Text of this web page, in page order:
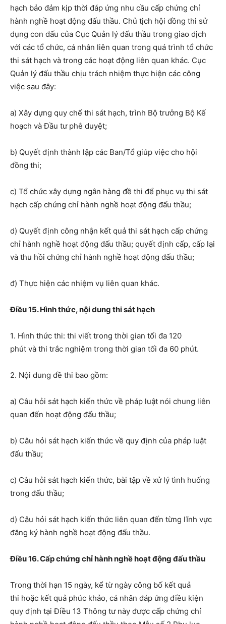
hạch bảo đảm kịp thời đáp ứng nhu cầu cấp chứng chỉ
hành nghề hoạt động đấu thầu. Chủ tịch hội đồng thi sử
dụng con dấu của Cục Quản lý đấu thầu trong giao dịch
với các tổ chức, cá nhân liên quan trong quá trình tổ chức
thi sát hạch và trong các hoạt động liên quan khác. Cục
Quản lý đấu thầu chịu trách nhiệm thực hiện các công
việc sau đây:
a) Xây dựng quy chế thi sát hạch, trình Bộ trưởng Bộ Kế
hoạch và Đầu tư phê duyệt;
b) Quyết định thành lập các Ban/Tổ giúp việc cho hội
đồng thi;
c) Tổ chức xây dựng ngân hàng đề thi để phục vụ thi sát
hạch cấp chứng chỉ hành nghề hoạt động đấu thầu;
d) Quyết định công nhận kết quả thi sát hạch cấp chứng
chỉ hành nghề hoạt động đấu thầu; quyết định cấp, cấp lại
và thu hồi chứng chỉ hành nghề hoạt động đấu thầu;
đ) Thực hiện các nhiệm vụ liên quan khác.
Điều 15. Hình thức, nội dung thi sát hạch
1. Hình thức thi: thi viết trong thời gian tối đa 120
phút và thi trắc nghiệm trong thời gian tối đa 60 phút.
2. Nội dung đề thi bao gồm:
a) Câu hỏi sát hạch kiến thức về pháp luật nói chung liên
quan đến hoạt động đấu thầu;
b) Câu hỏi sát hạch kiến thức về quy định của pháp luật
đấu thầu;
c) Câu hỏi sát hạch kiến thức, bài tập về xử lý tình huống
trong đấu thầu;
d) Câu hỏi sát hạch kiến thức liên quan đến từng lĩnh vực
đăng ký hành nghề hoạt động đấu thầu.
Điều 16. Cấp chứng chỉ hành nghề hoạt động đấu thầu
Trong thời hạn 15 ngày, kể từ ngày công bố kết quả
thi hoặc kết quả phúc khảo, cá nhân đáp ứng điều kiện
quy định tại Điều 13 Thông tư này được cấp chứng chỉ